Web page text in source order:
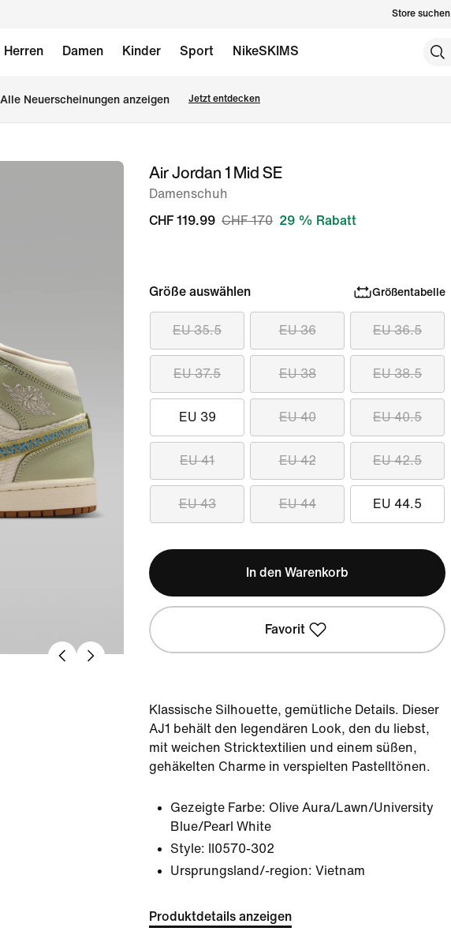
Store suchen
Herren Damen Kinder Sport NikeSKIMS
Alle Neuerscheinungen anzeigen Jetzt entdecken
Bild 1Air Jordan 1 Mid SE
Damenschuh
CHF 119.99 CHF 170 29 % Rabatt
Größe auswählen Größentabelle
EU 35.5 EU 36 EU 36.5
EU 37.5 EU 38 EU 38.5
EU 39 EU 40 EU 40.5
EU 41 EU 42 EU 42.5
EU 43 EU 44 EU 44.5
In den Warenkorb
Favorit
Klassische Silhouette, gemütliche Details. Dieser
AJ1 behält den legendären Look, den du liebst,
mit weichen Stricktextilien und einem süßen,
gehäkelten Charme in verspielten Pastelltönen.
Gezeigte Farbe: Olive Aura/Lawn/University
Blue/Pearl White
Style:
II0570-302
Ursprungsland/-region: Vietnam
Produktdetails anzeigen